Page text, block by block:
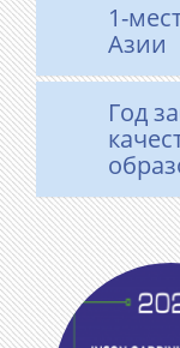
1-
Азии
Год